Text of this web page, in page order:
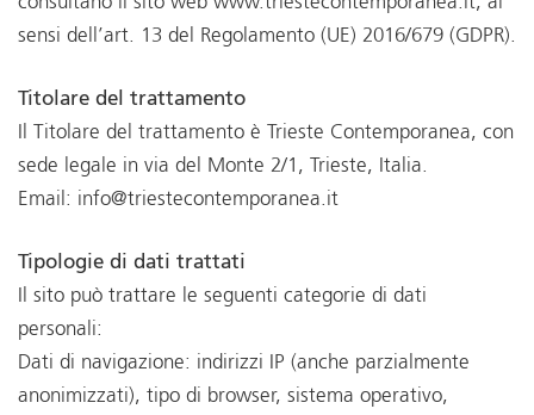
sensi dell’art. 13 del Regolamento (UE) 2016/679 (GDPR).
Titolare del trattamento
Il Titolare del trattamento è Trieste Contemporanea, con
sede legale in via del Monte 2/1, Trieste, Italia.
Email: info@triestecontemporanea.it
Tipologie di dati trattati
Il sito può trattare le seguenti categorie di dati
personali:
Dati di navigazione: indirizzi IP (anche parzialmente
anonimizzati), tipo di browser, sistema operativo,